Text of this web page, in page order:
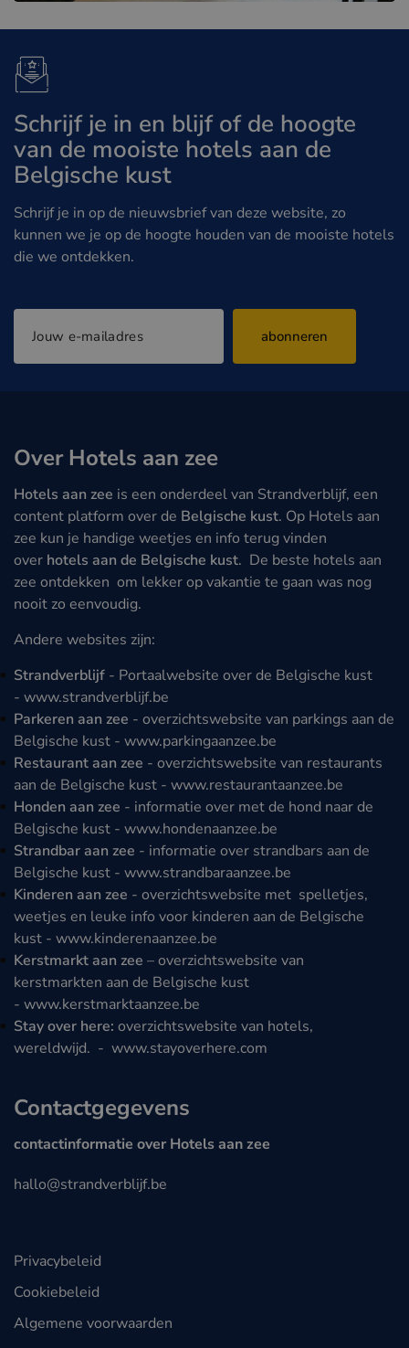
Schrijf je in en blijf of de hoogte
van de mooiste hotels aan de
Belgische kust
Schrijf je in op de nieuwsbrief van deze website, zo
kunnen we je op de hoogte houden van de mooiste hotels
die we ontdekken.
abonneren
Over Hotels aan zee
Hotels aan zee is een onderdeel van Strandverblijf, een
content platform over de Belgische kust. Op Hotels aan
zee kun je handige weetjes en info terug vinden
over hotels aan de Belgische kust. De beste hotels aan
zee ontdekken om lekker op vakantie te gaan was nog
nooit zo eenvoudig.
Andere websites zijn:
Strandverblijf - Portaalwebsite over de Belgische kust
- www.strandverblijf.be
Parkeren aan zee - overzichtswebsite van parkings aan de
Belgische kust - www.parkingaanzee.be
Restaurant aan zee - overzichtswebsite van restaurants
aan de Belgische kust - www.restaurantaanzee.be
Honden aan zee - informatie over met de hond naar de
Belgische kust - www.hondenaanzee.be
Strandbar aan zee - informatie over strandbars aan de
Belgische kust - www.strandbaraanzee.be
Kinderen aan zee - overzichtswebsite met spelletjes,
weetjes en leuke info voor kinderen aan de Belgische
kust - www.kinderenaanzee.be
Kerstmarkt aan zee – overzichtswebsite van
kerstmarkten aan de Belgische kust
- www.kerstmarktaanzee.be
Stay over here: overzichtswebsite van hotels,
wereldwijd. - www.stayoverhere.com
Contactgegevens
contactinformatie over Hotels aan zee
hallo@strandverblijf.be
Privacybeleid
Cookiebeleid
Algemene voorwaarden